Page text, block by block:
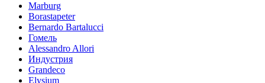
Marburg
Borastapeter
Bernardo Bartalucci
Гомель
Alessandro Allori
Индустрия
Grandeco
Elysium